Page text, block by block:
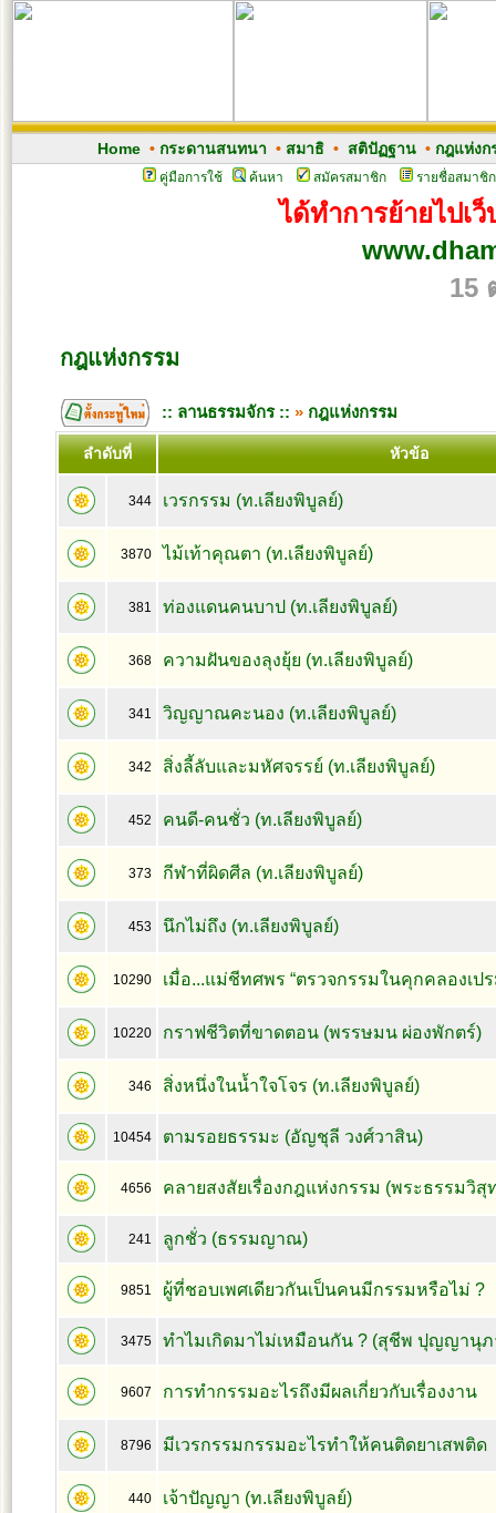
Home• กระดานสนทนา • สมาธิ• สติปัฏฐาน• กฎแห่งก
คู่มือการใช้ ค้นหา สมัครสมาชิก รายชื่อสมาชิก
ได้ทำการย้ายไปเ
15
กฎแห่งกรรม
:: ลานธรรมจักร :: » กฎแห่งกรรม
ลำดับที่ หัวข้อ
344 เวรกรรม (ท.เลียงพิบูลย์)
3870 ไม้เท้าคุณตา (ท.เลียงพิบูลย์)
381 ท่องแดนคนบาป (ท.เลียงพิบูลย์)
368 ความฝันของลุงยุ้ย (ท.เลียงพิบูลย์)
341 วิญญาณคะนอง (ท.เลียงพิบูลย์)
342 สิ่งลี้ลับและมหัศจรรย์ (ท.เลียงพิบูลย์)
452 คนดี-คนชั่ว (ท.เลียงพิบูลย์)
373 กีฬาที่ผิดศีล (ท.เลียงพิบูลย์)
453 นึกไม่ถึง (ท.เลียงพิบูลย์)
10290 เมื่อ...แม่ชีทศพร “ตรวจกรรมในคุกคลองเปร
10220 กราฟชีวิตที่ขาดตอน (พรรษมน ผ่องพักตร์)
346 สิ่งหนึ่งในน้ำใจโจร (ท.เลียงพิบูลย์)
10454 ตามรอยธรรมะ (อัญชุลี วงศ์วาสิน)
4656 คลายสงสัยเรื่องกฎแห่งกรรม (พระธรรมวิสุ
241 ลูกชั่ว (ธรรมญาณ)
9851 ผู้ที่ชอบเพศเดียวกันเป็นคนมีกรรมหรือไม่ ?
3475 ทำไมเกิดมาไม่เหมือนกัน ? (สุชีพ ปุญญานุภ
9607 การทำกรรมอะไรถึงมีผลเกี่ยวกับเรื่องงาน
8796 มีเวรกรรมกรรมอะไรทำให้คนติดยาเสพติด
440 เจ้าปัญญา (ท.เลียงพิบูลย์)